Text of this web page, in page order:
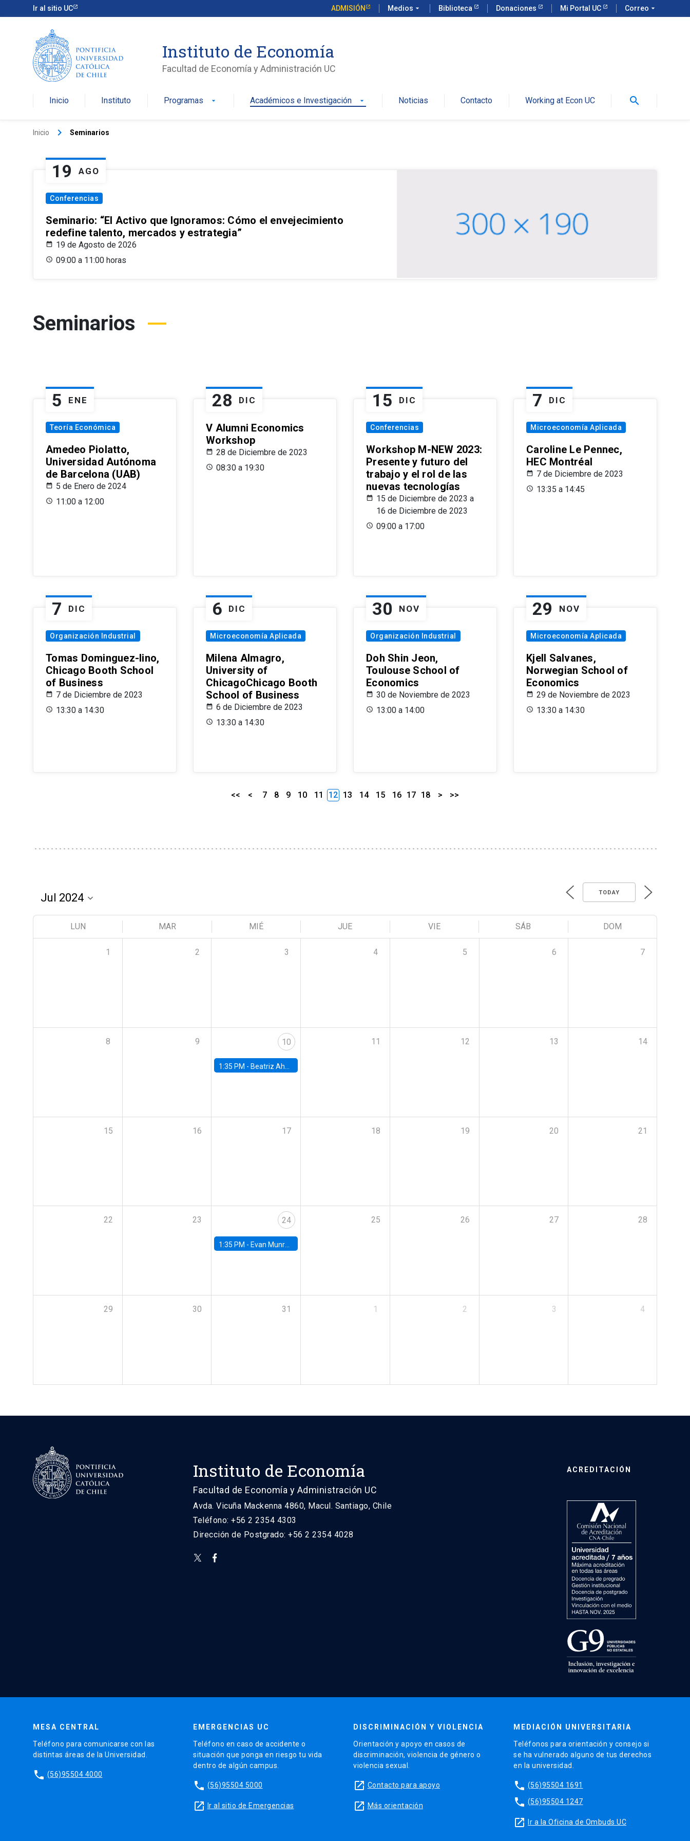
Ir al sitio UC ADMISIÓN Medios arrow_drop_down Biblioteca Donaciones Mi Portal UC Correo arrow_drop_down
Instituto de Economía
Facultad de Economía y Administración UC
Inicio Instituto Programas arrow_drop_down Académicos e Investigación arrow_drop_down Noticias Contacto Working at Econ UC search
Inicio keyboard_arrow_right Seminarios
19 AGO
Conferencias
Seminario: “El Activo que Ignoramos: Cómo el envejecimiento
redefine talento, mercados y estrategia”
19 de Agosto de 2026
09:00 a 11:00 horas
Seminarios
5 ENE
Teoría Económica
Amedeo Piolatto,
Universidad Autónoma
de Barcelona (UAB)
5 de Enero de 2024
11:00 a 12:00
28 DIC
V Alumni Economics
Workshop
28 de Diciembre de 2023
08:30 a 19:30
15 DIC
Conferencias
Workshop M-NEW 2023:
Presente y futuro del
trabajo y el rol de las
nuevas tecnologías
15 de Diciembre de 2023 a
16 de Diciembre de 2023
09:00 a 17:00
7 DIC
Microeconomía Aplicada
Caroline Le Pennec,
HEC Montréal
7 de Diciembre de 2023
13:35 a 14:45
7 DIC
Organización Industrial
Tomas Dominguez-Iino,
Chicago Booth School
of Business
7 de Diciembre de 2023
13:30 a 14:30
6 DIC
Microeconomía Aplicada
Milena Almagro,
University of
ChicagoChicago Booth
School of Business
6 de Diciembre de 2023
13:30 a 14:30
30 NOV
Organización Industrial
Doh Shin Jeon,
Toulouse School of
Economics
30 de Noviembre de 2023
13:00 a 14:00
29 NOV
Microeconomía Aplicada
Kjell Salvanes,
Norwegian School of
Economics
29 de Noviembre de 2023
13:30 a 14:30
<< < 7 8 9 10 11 12 13 14 15 16 17 18 > >>
TODAY
LUN MAR MIÉ JUE VIE SÁB DOM
1 2 3 4 5 6 7
8 9 10
1:35 PM - Beatriz Ahumada, PhD candidate, Universidad de Pittsburgh
11 12 13 14
15 16 17 18 19 20 21
22 23 24
1:35 PM - Evan Munro, Neyman Visiting Assistant Professor in the Department of Statistics at UC Berkeley
25 26 27 28
29 30 31 1 2 3 4
Instituto de Economía
Facultad de Economía y Administración UC
Avda. Vicuña Mackenna 4860, Macul. Santiago, Chile
Teléfono: +56 2 2354 4303
Dirección de Postgrado: +56 2 2354 4028
ACREDITACIÓN
MESA CENTRAL
Teléfono para comunicarse con las
distintas áreas de la Universidad.
phone (56)95504 4000
EMERGENCIAS UC
Teléfono en caso de accidente o
situación que ponga en riesgo tu vida
dentro de algún campus.
phone (56)95504 5000
launch Ir al sitio de Emergencias
DISCRIMINACIÓN Y VIOLENCIA
Orientación y apoyo en casos de
discriminación, violencia de género o
violencia sexual.
launch Contacto para apoyo
launch Más orientación
MEDIACIÓN UNIVERSITARIA
Teléfonos para orientación y consejo si
se ha vulnerado alguno de tus derechos
en la universidad.
phone (56)95504 1691
phone (56)95504 1247
launch Ir a la Oficina de Ombuds UC